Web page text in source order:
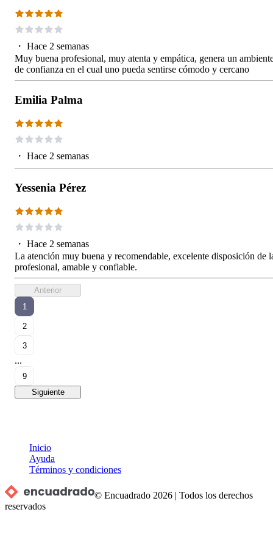
・ Hace 2 semanas
Muy buena profesional, muy atenta y empática, genera un
de confianza en el cual uno pueda sentirse cómodo y cercano
Emilia Palma
・ Hace 2 semanas
Yessenia Pérez
・ Hace 2 semanas
La atención muy buena y recomendable, excelente disposición de
profesional, amable y confiable.
Anterior
1
2
3
...
9
Siguiente
Inicio
Ayuda
Términos y condiciones
© Encuadrado 2026 |Todos los derechos
reservados